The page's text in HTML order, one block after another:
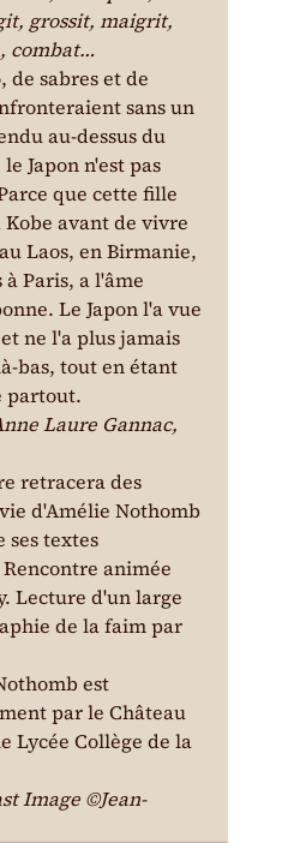
grossit, maigrit,
combat…
de sabres et de
sans un
au-dessus du
Japon n'est pas
que cette fille
avant de vivre
Laos, en Birmanie,
Paris, a l'âme
Le Japon l'a vue
ne l'a plus jamais
bas, tout en étant
partout.
Laure Gannac,
retracera des
d'Amélie Nothomb
ses textes
animée
Lecture d'un large
de la faim par
est
par le Château
Lycée Collège de la
Image ©Jean-